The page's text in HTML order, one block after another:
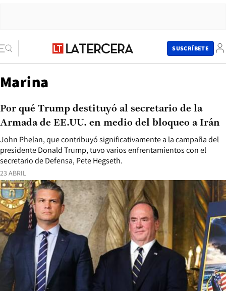
SUSCRÍBETE
Marina
23 ABRIL
John Phelan, que contribuyó significativamente a la campaña del
presidente Donald Trump, tuvo varios enfrentamientos con el
secretario de Defensa, Pete Hegseth.
Por qué Trump destituyó al secretario de la
Armada de EE.UU. en medio del bloqueo a Irán